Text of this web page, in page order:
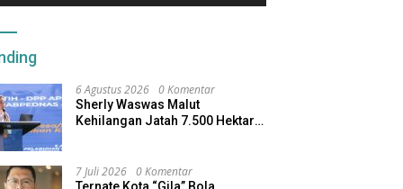
6 Agustus 2026 0 Komentar
Sherly Waswas Malut
Kehilangan Jatah 7.500 Hektare
7 Juli 2026 0 Komentar
Ternate Kota “Gila” Bola